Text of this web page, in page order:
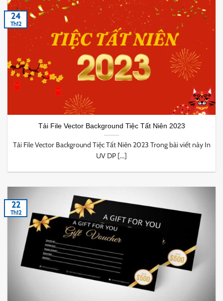
Tải File Vector Background Tiệc Tất Niên 2023
Tải File Vector Background Tiệc Tất Niên 2023 Trong bài viết này In
UV DP [...]
24
Th12
22
Th12